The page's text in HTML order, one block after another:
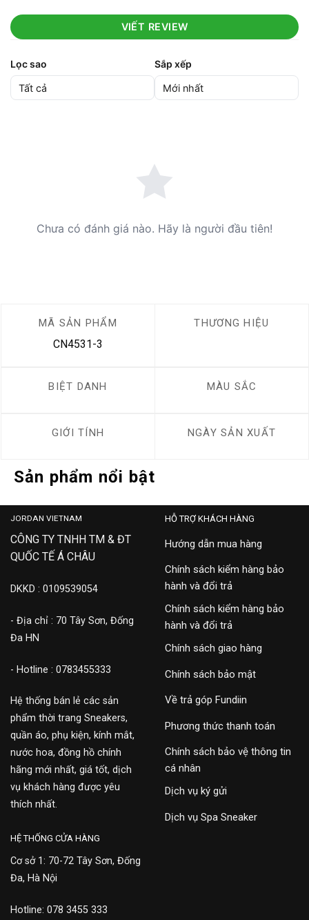
VIẾT REVIEW
Lọc sao Sắp xếp
Chưa có đánh giá nào. Hãy là người đầu tiên!
MÃ SẢN PHẨM
CN4531-3
THƯƠNG HIỆU
BIỆT DANH MÀU SẮC
GIỚI TÍNH NGÀY SẢN XUẤT
Sản phẩm nổi bật
JORDAN VIETNAM
CÔNG TY TNHH TM & ĐT
QUỐC TẾ Á CHÂU
DKKD : 0109539054
- Địa chỉ : 70 Tây Sơn, Đống
Đa HN
- Hotline : 0783455333
Hệ thống bán lẻ các sản
phẩm thời trang Sneakers,
quần áo, phụ kiện, kính mắt,
nước hoa, đồng hồ chính
hãng mới nhất, giá tốt, dịch
vụ khách hàng được yêu
thích nhất.
HỖ TRỢ KHÁCH HÀNG
Hướng dẫn mua hàng
Chính sách kiểm hàng bảo
hành và đổi trả
Chính sách kiểm hàng bảo
hành và đổi trả
Chính sách giao hàng
Chính sách bảo mật
Về trả góp Fundiin
Phương thức thanh toán
Chính sách bảo vệ thông tin
cá nhân
Dịch vụ ký gửi
Dịch vụ Spa Sneaker
HỆ THỐNG CỬA HÀNG
Cơ sở 1: 70-72 Tây Sơn, Đống
Đa, Hà Nội
Hotline: 078 3455 333